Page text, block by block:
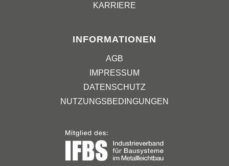
KARRIERE
INFORMATIONEN
AGB
IMPRESSUM
DATENSCHUTZ
NUTZUNGSBEDINGUNGEN